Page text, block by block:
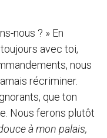
nous ? » En
avec toi,
nous
récriminer.
que ton
Nous ferons plutôt
à mon palais,